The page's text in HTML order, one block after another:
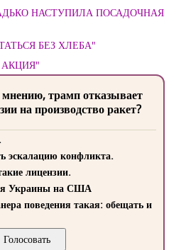
НАСТУПИЛА ПОСАДОЧНАЯ
БЕЗ ХЛЕБА"
трамп отказывает
на производство ракет?
эскалацию конфликта.
лицензии.
Украины на США
поведения такая: обещать и